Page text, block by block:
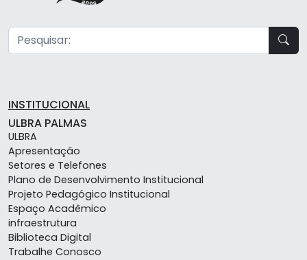
INSTITUCIONAL
ULBRA PALMAS
ULBRA
Apresentação
Setores e Telefones
Plano de Desenvolvimento Institucional
Projeto Pedagógico Institucional
Espaço Acadêmico
infraestrutura
Biblioteca Digital
Trabalhe Conosco